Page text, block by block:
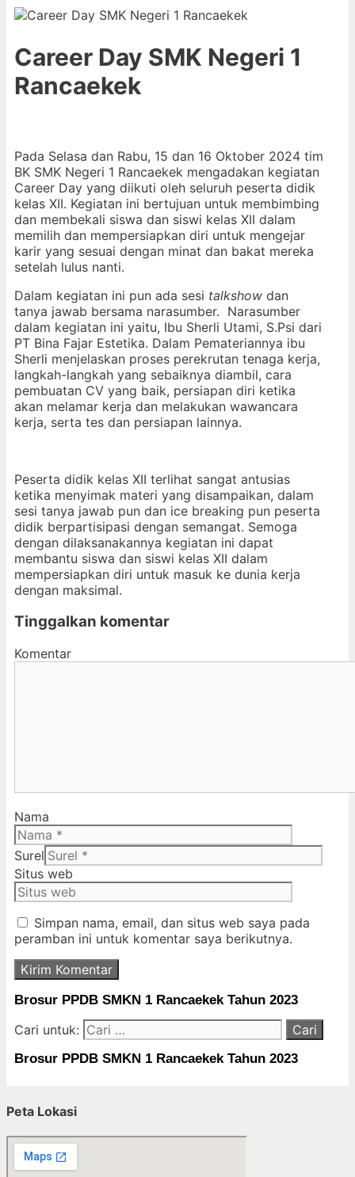
Career Day SMK Negeri 1
Rancaekek
Pada Selasa dan Rabu, 15 dan 16 Oktober 2024 tim
BK SMK Negeri 1 Rancaekek mengadakan kegiatan
Career Day yang diikuti oleh seluruh peserta didik
kelas XII. Kegiatan ini bertujuan untuk membimbing
dan membekali siswa dan siswi kelas XII dalam
memilih dan mempersiapkan diri untuk mengejar
karir yang sesuai dengan minat dan bakat mereka
setelah lulus nanti.
Dalam kegiatan ini pun ada sesi talkshow dan
tanya jawab bersama narasumber. Narasumber
dalam kegiatan ini yaitu, Ibu Sherli Utami, S.Psi dari
PT Bina Fajar Estetika. Dalam Pemateriannya ibu
Sherli menjelaskan proses perekrutan tenaga kerja,
langkah-langkah yang sebaiknya diambil, cara
pembuatan CV yang baik, persiapan diri ketika
akan melamar kerja dan melakukan wawancara
kerja, serta tes dan persiapan lainnya.
Peserta didik kelas XII terlihat sangat antusias
ketika menyimak materi yang disampaikan, dalam
sesi tanya jawab pun dan ice breaking pun peserta
didik berpartisipasi dengan semangat. Semoga
dengan dilaksanakannya kegiatan ini dapat
membantu siswa dan siswi kelas XII dalam
mempersiapkan diri untuk masuk ke dunia kerja
dengan maksimal.
Tinggalkan komentar
Komentar
Nama
Surel
Situs web
Simpan nama, email, dan situs web saya pada
peramban ini untuk komentar saya berikutnya.
Brosur PPDB SMKN 1 Rancaekek Tahun 2023
Cari untuk:
Brosur PPDB SMKN 1 Rancaekek Tahun 2023
Peta Lokasi